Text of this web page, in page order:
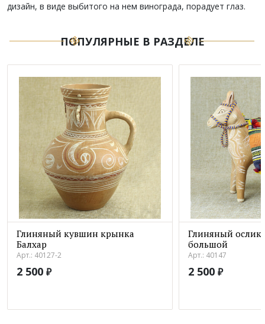
дизайн, в виде выбитого на нем винограда, порадует глаз.
ПОПУЛЯРНЫЕ В РАЗДЕЛЕ
Глиняный кувшин крынка
Балхар
Арт.: 40127-2
2 500 ₽
Глиняный ослик
большой
Арт.: 40147
2 500 ₽